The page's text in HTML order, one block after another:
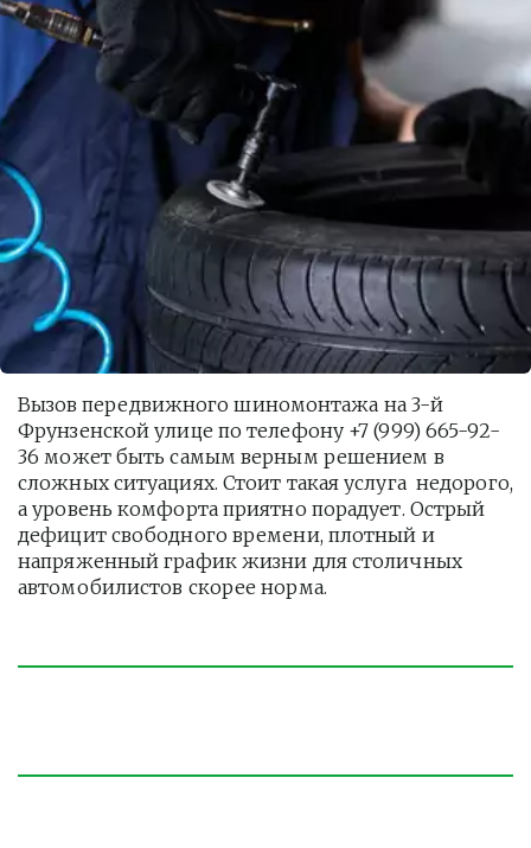
Вызов передвижного шиномонтажа на 3-й
Фрунзенской улице по телефону +7 (999) 665-92-
36 может быть самым верным решением в
сложных ситуациях. Стоит такая услуга  недорого,
а уровень комфорта приятно порадует. Острый
дефицит свободного времени, плотный и
напряженный график жизни для столичных
автомобилистов скорее норма.